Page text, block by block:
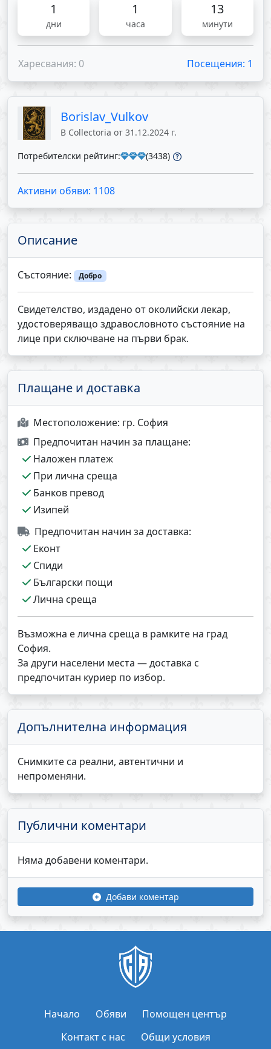
1
дни
1
часа
13
минути
Харесвания: 0 Посещения: 1
Borislav_Vulkov
В Collectoria от 31.12.2024 г.
Потребителски рейтинг: (3438)
Активни обяви: 1108
Описание
Състояние: Добро
Свидетелство, издадено от околийски лекар,
удостоверяващо здравословното състояние на
лице при сключване на първи брак.
Плащане и доставка
Местоположение: гр. София
Предпочитан начин за плащане:
Наложен платеж
При лична среща
Банков превод
Изипей
Предпочитан начин за доставка:
Еконт
Спиди
Български пощи
Лична среща
Възможна е лична среща в рамките на град
София.
За други населени места — доставка с
предпочитан куриер по избор.
Допълнителна информация
Снимките са реални, автентични и
непроменяни.
Публични коментари
Няма добавени коментари.
Добави коментар
Начало Обяви
Помощен център
Контакт с нас
Общи условия